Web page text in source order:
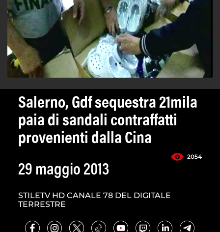
Salerno, Gdf sequestra 21mila
paia di sandali contraffatti
provenienti dalla Cina
2054
29 maggio 2013
STILETV HD CANALE 78 DEL DIGITALE
TERRESTRE